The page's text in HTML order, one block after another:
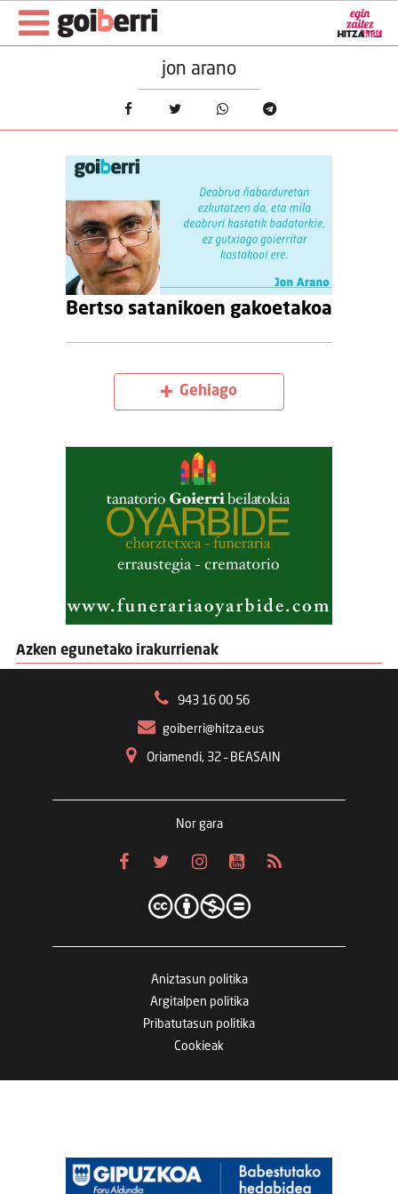
jon arano
Bertso satanikoen gakoetakoa
Gehiago
Azken egunetako irakurrienak
943 16 00 56
goiberri@hitza.eus
Oriamendi, 32 – BEASAIN
Nor gara
Aniztasun politika
Argitalpen politika
Pribatutasun politika
Cookieak